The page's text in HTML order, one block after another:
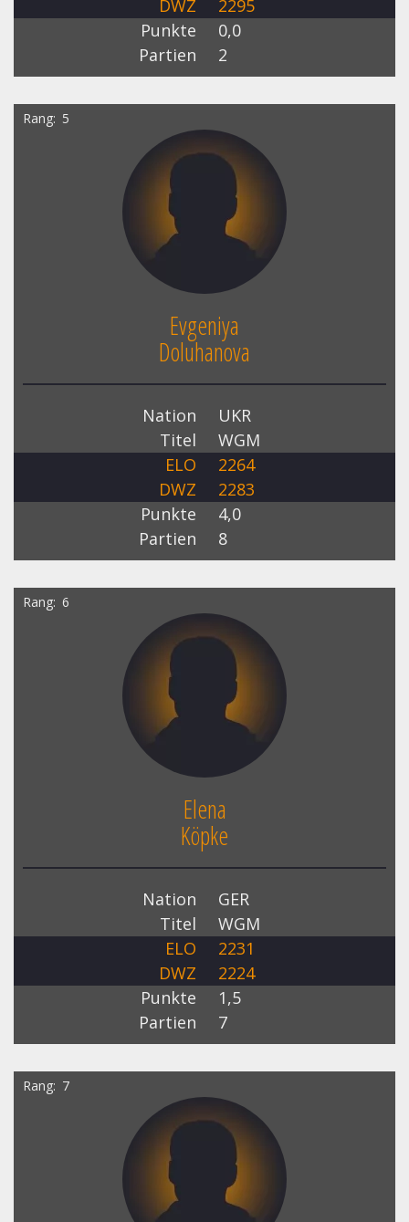
DWZ
2295
Punkte
0,0
Partien
2
Rang 5
Evgeniya
Doluhanova
Nation
UKR
Titel
WGM
ELO
2264
DWZ
2283
Punkte
4,0
Partien
8
Rang 6
Elena
Köpke
Nation
GER
Titel
WGM
ELO
2231
DWZ
2224
Punkte
1,5
Partien
7
Rang 7